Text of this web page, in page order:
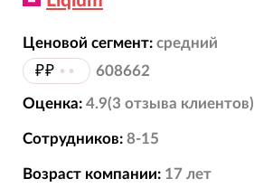
Ценовой сегмент: средний
₽₽ •• 608662
Оценка: 4.9(3 отзыва клиентов)
Сотрудников: 8-15
Возраст компании: 17 лет